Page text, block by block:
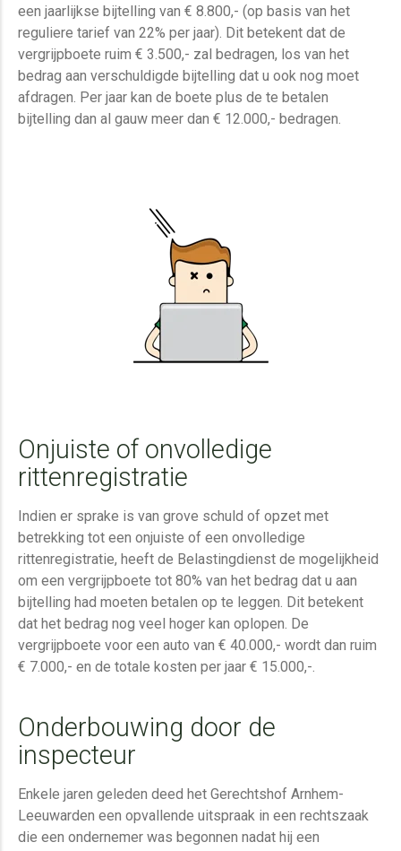
een jaarlijkse bijtelling van € 8.800,- (op basis van het
reguliere tarief van 22% per jaar). Dit betekent dat de
vergrijpboete ruim € 3.500,- zal bedragen, los van het
bedrag aan verschuldigde bijtelling dat u ook nog moet
afdragen. Per jaar kan de boete plus de te betalen
bijtelling dan al gauw meer dan € 12.000,- bedragen.
Onjuiste of onvolledige
rittenregistratie
Indien er sprake is van grove schuld of opzet met
betrekking tot een onjuiste of een onvolledige
rittenregistratie, heeft de Belastingdienst de mogelijkheid
om een vergrijpboete tot 80% van het bedrag dat u aan
bijtelling had moeten betalen op te leggen. Dit betekent
dat het bedrag nog veel hoger kan oplopen. De
vergrijpboete voor een auto van € 40.000,- wordt dan ruim
€ 7.000,- en de totale kosten per jaar € 15.000,-.
Onderbouwing door de
inspecteur
Enkele jaren geleden deed het Gerechtshof Arnhem-
Leeuwarden een opvallende uitspraak in een rechtszaak
die een ondernemer was begonnen nadat hij een